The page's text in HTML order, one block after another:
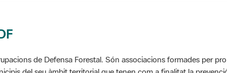
de Defensa Forestal. Són associacions formades per